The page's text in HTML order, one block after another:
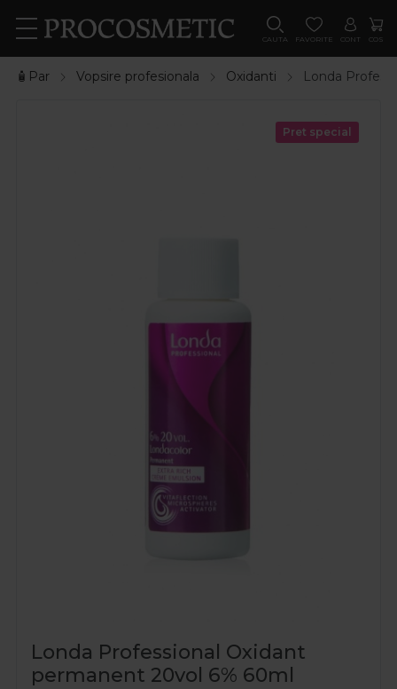
CAUTA FAVORITE CONT COS
🧴Par Vopsire profesionala Oxidanti Londa
Pret special
Londa Professional Oxidant
permanent 20vol 6% 60ml